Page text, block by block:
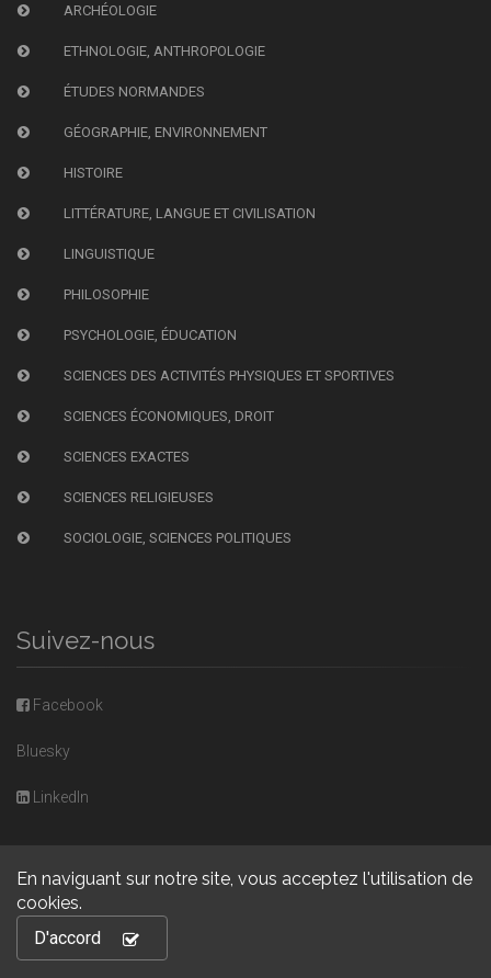
En naviguant sur notre site, vous acceptez l'utilisation de
cookies.
D'accord
ARCHÉOLOGIE
ETHNOLOGIE, ANTHROPOLOGIE
ÉTUDES NORMANDES
GÉOGRAPHIE, ENVIRONNEMENT
HISTOIRE
LITTÉRATURE, LANGUE ET CIVILISATION
LINGUISTIQUE
PHILOSOPHIE
PSYCHOLOGIE, ÉDUCATION
SCIENCES DES ACTIVITÉS PHYSIQUES ET SPORTIVES
SCIENCES ÉCONOMIQUES, DROIT
SCIENCES EXACTES
SCIENCES RELIGIEUSES
SOCIOLOGIE, SCIENCES POLITIQUES
Suivez-nous
Facebook
Bluesky
LinkedIn